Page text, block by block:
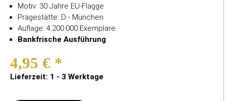
Motiv: 30 Jahre EU-Flagge
Prägestätte: D - München
Auflage: 4.200.000 Exemplare
Bankfrische Ausführung
4,95 € *
Lieferzeit: 1 - 3 Werktage